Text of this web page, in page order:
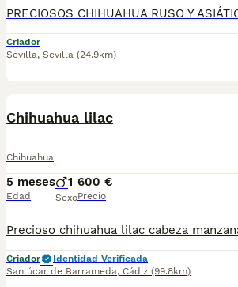
Criador
Sevilla, Sevilla (24.9km)
Chihuahua lilac
Chihuahua
5 meses
Edad
1
Sexo
600 €
Precio
Criador
Identidad Verificada
Sanlúcar de Barrameda, Cádiz (99.8km)